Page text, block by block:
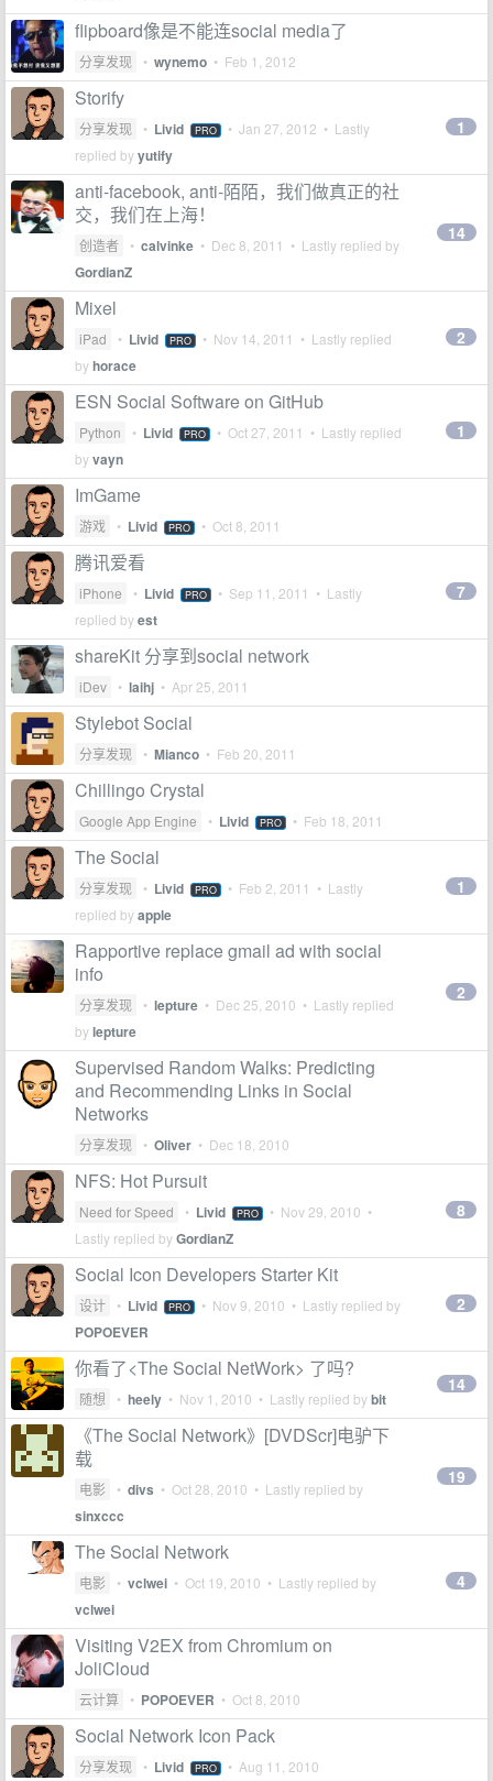
flipboard像是不能连social media了
分享发现 • wynemo • Feb 1, 2012
Storify
分享发现 • Livid PRO • Jan 27, 2012 • Lastly
replied byyutify
1
anti-facebook, anti-陌陌，我们做真正的社
交，我们在上海！
创造者 • calvinke • Dec 8, 2011 • Lastly replied by
GordianZ
14
Mixel
iPad • Livid PRO • Nov 14, 2011 • Lastly replied
byhorace
2
ESN Social Software on GitHub
Python • Livid PRO • Oct 27, 2011 • Lastly replied
byvayn
1
ImGame
游戏 • Livid PRO • Oct 8, 2011
腾讯爱看
iPhone • Livid PRO • Sep 11, 2011 • Lastly
replied byest
7
shareKit 分享到social network
iDev • laihj • Apr 25, 2011
Stylebot Social
分享发现 • Mianco • Feb 20, 2011
Chillingo Crystal
Google App Engine • Livid PRO • Feb 18, 2011
The Social
分享发现 • Livid PRO • Feb 2, 2011 • Lastly
replied byapple
1
Rapportive replace gmail ad with social
info
分享发现 • lepture • Dec 25, 2010 • Lastly replied
bylepture
2
Supervised Random Walks: Predicting
and Recommending Links in Social
Networks
分享发现 • Oliver • Dec 18, 2010
NFS: Hot Pursuit
Need for Speed • Livid PRO • Nov 29, 2010 •
Lastly replied byGordianZ
8
Social Icon Developers Starter Kit
设计 • Livid PRO • Nov 9, 2010 • Lastly replied by
POPOEVER
2
你看了<The Social NetWork> 了吗?
随想 • heely • Nov 1, 2010 • Lastly replied bybit
14
《The Social Network》[DVDScr]电驴下
载
电影 • divs • Oct 28, 2010 • Lastly replied by
sinxccc
19
The Social Network
电影 • vclwei • Oct 19, 2010 • Lastly replied by
vclwei
4
Visiting V2EX from Chromium on
JoliCloud
云计算 • POPOEVER • Oct 8, 2010
Social Network Icon Pack
分享发现 • Livid PRO • Aug 11, 2010